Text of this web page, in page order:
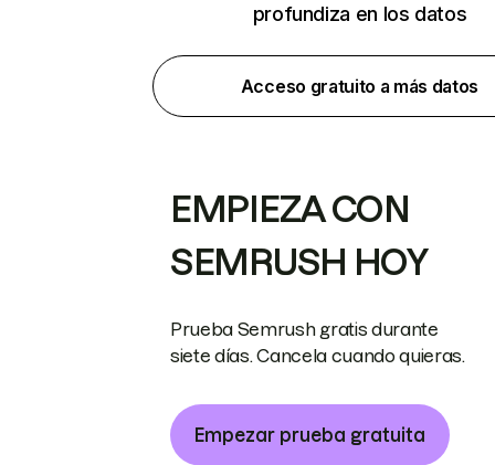
profundiza en los datos
Acceso gratuito a más datos
EMPIEZA CON
SEMRUSH HOY
Prueba Semrush gratis durante
siete días. Cancela cuando quieras.
Empezar prueba gratuita